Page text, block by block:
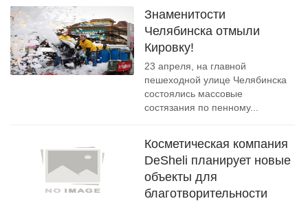
Знаменитости
Челябинска отмыли
Кировку!
23 апреля, на главной
пешеходной улице Челябинска
состоялись массовые
состязания по пенному...
Косметическая компания
DeSheli планирует новые
объекты для
благотворительности